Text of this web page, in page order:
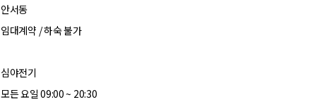
안서동
임대계약 / 하숙 불가
심야전기
모든 요일 09:00 ~ 20:30